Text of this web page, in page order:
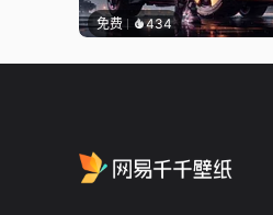
免费 434